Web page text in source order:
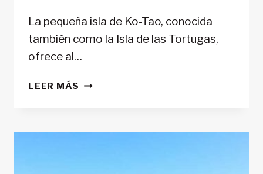
La pequeña isla de Ko-Tao, conocida
también como la Isla de las Tortugas,
ofrece al…
LEER MÁS LA